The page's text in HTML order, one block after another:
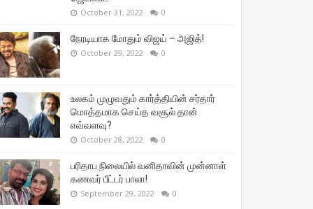
October 31, 2022 0
நேரடியாக மோதும் விஜய் – அஜித்!
October 29, 2022 0
உலகம் முழுவதும் கார்த்தியின் சர்தார்
மொத்தமாக செய்த வசூல் தான்
எவ்வளவு?
October 28, 2022 0
பரிதாப நிலையில் வனிதாவின் முன்னாள்
கணவர் பீட்டர் பாலா!
September 29, 2022 0